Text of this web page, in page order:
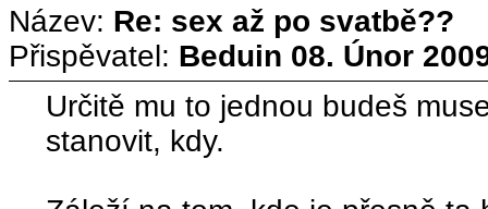
Název: Re: sex až po svatbě??
Přispěvatel: Beduin 08. Únor
Určitě mu to jednou budeš
stanovit, kdy.